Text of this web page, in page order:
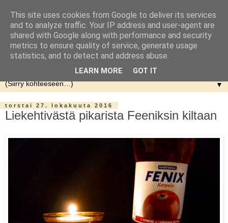
▼
torstai 27. lokakuuta 2016
Liekehtivästä pikarista Feeniksin kiltaan
This site uses cookies from Google to deliver its services
and to analyze traffic. Your IP address and user-agent are
shared with Google along with performance and security
metrics to ensure quality of service, generate usage
statistics, and to detect and address abuse.
LEARN MORE GOT IT